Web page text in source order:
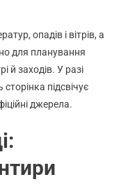
опадів і вітрів, а
для планування
й заходів. У разі
підсвічує
джерела.